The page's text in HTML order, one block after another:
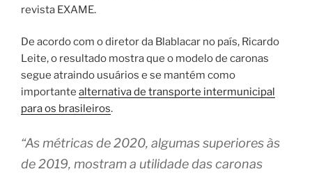
revista EXAME.
De acordo com o diretor da Blablacar no país, Ricardo
Leite, o resultado mostra que o modelo de caronas
segue atraindo usuários e se mantém como
importante alternativa de transporte intermunicipal
para os brasileiros.
“As métricas de 2020, algumas superiores às
de 2019, mostram a utilidade das caronas